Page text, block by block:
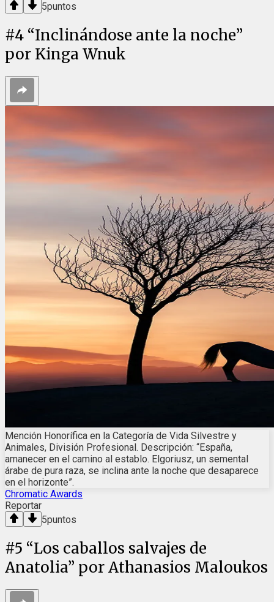
5puntos
#4 “Inclinándose ante la noche”
por Kinga Wnuk
Mención Honorífica en la Categoría de Vida Silvestre y
Animales, División Profesional. Descripción: “España,
amanecer en el camino al establo. Elgoriusz, un semental
árabe de pura raza, se inclina ante la noche que desaparece
en el horizonte”.
Chromatic Awards
Reportar
5puntos
#5 “Los caballos salvajes de
Anatolia” por Athanasios Maloukos